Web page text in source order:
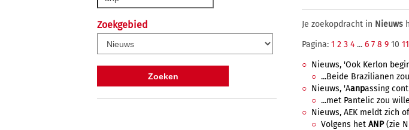
Zoekgebied Je zoekopdracht in Nieuws
Pagina: 1 2 3 4 ... 6 7 8 9 10 11
Nieuws, 'Ook Kerlon
...Beide Brazilianen
Nieuws, 'Aanpassing
...met Pantelic zou
Nieuws, AEK meldt zich
Volgens het ANP(zie